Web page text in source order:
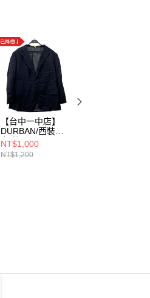
【台中一中店】
DURBAN/西裝外
套/其
他/P2206J026
NT$1,000
NT$1,200